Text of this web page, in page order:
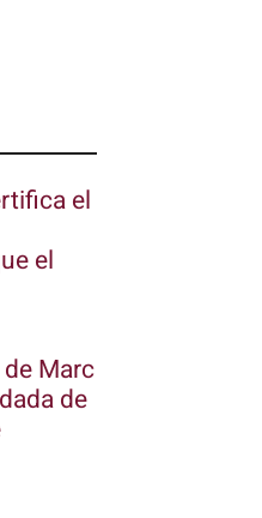
el
el
de Marc
de